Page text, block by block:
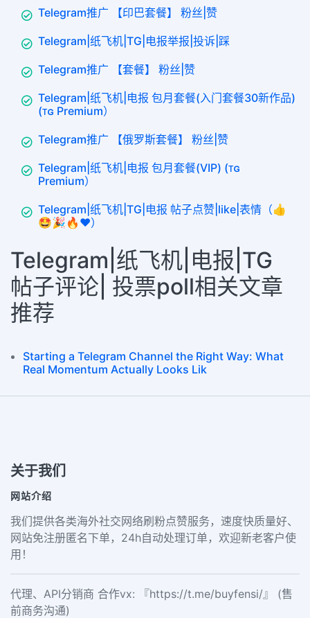
Telegram推广 【印巴套餐】 粉丝|赞
Telegram|纸飞机|TG|电报举报|投诉|踩
Telegram推广 【套餐】 粉丝|赞
Telegram|纸飞机|电报 包月套餐(入门套餐30新作品)
(ᴛɢ Premium）
Telegram推广 【俄罗斯套餐】 粉丝|赞
Telegram|纸飞机|电报 包月套餐(VIP) (ᴛɢ
Premium）
Telegram|纸飞机|TG|电报 帖子点赞|like|表情（👍
🤩🎉🔥❤️）
Telegram|纸飞机|电报|TG
帖子评论| 投票poll相关文章
推荐
Starting a Telegram Channel the Right Way: What
Real Momentum Actually Looks Lik
关于我们
网站介绍
我们提供各类海外社交网络刷粉点赞服务，速度快质量好、
网站免注册匿名下单，24h自动处理订单，欢迎新老客户使
用！
代理、API分销商 合作vx: 『https://t.me/buyfensi/』 (售
前商务沟通)